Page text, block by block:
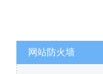
网站防火墙